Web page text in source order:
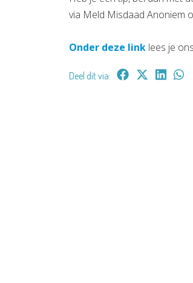
via Meld Misdaad Anoniem
Onder deze link lees je
Deel dit via: